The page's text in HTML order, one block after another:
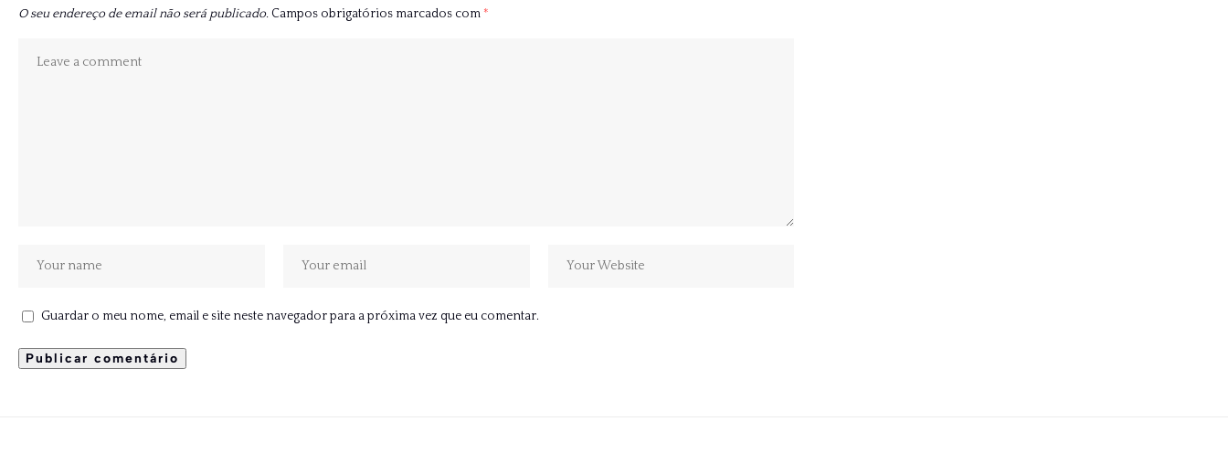
O seu endereço de email não será publicado. Campos obrigatórios marcados com*
Guardar o meu nome, email e site neste navegador para a próxima vez que eu comentar.